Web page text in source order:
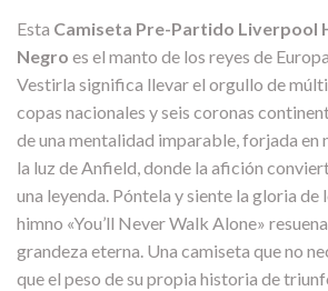
Esta Camiseta Pre-Partido Liverpool
Negro es el manto de los reyes de
Vestirla significa llevar el orgullo de
copas nacionales y seis coronas
de una mentalidad imparable, forjada en
la luz de Anfield, donde la afición
una leyenda. Póntela y siente la gloria de
himno «You’ll Never Walk Alone»
grandeza eterna. Una camiseta que no
que el peso de su propia historia de